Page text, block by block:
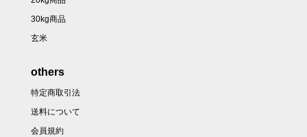
30kg商品
玄米
others
特定商取引法
送料について
会員規約